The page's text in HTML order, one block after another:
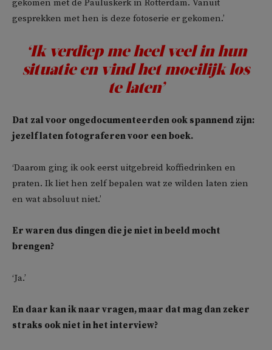
gekomen met de Pauluskerk in Rotterdam. Vanuit
gesprekken met hen is deze fotoserie er gekomen.’
‘Ik verdiep me heel veel in hun
situatie en vind het moeilijk los
te laten’
Dat zal voor ongedocumenteerden ook spannend zijn:
jezelf laten fotograferen voor een boek.
‘Daarom ging ik ook eerst uitgebreid koffiedrinken en
praten. Ik liet hen zelf bepalen wat ze wilden laten zien
en wat absoluut niet.’
Er waren dus dingen die je niet in beeld mocht
brengen?
‘Ja.’
En daar kan ik naar vragen, maar dat mag dan zeker
straks ook niet in het interview?